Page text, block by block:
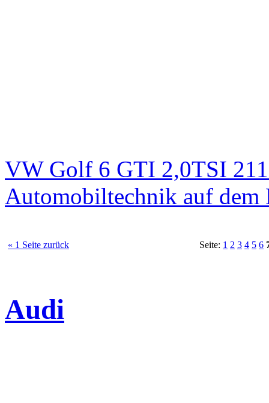
VW Golf 6 GTI 2,0TSI
Automobiltechnik auf
« 1 Seite zurück Seite: 1 2 3 4 5 6
Audi